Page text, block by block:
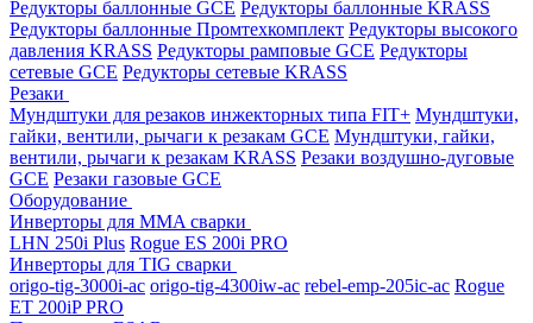
Редукторы баллонные GCE Редукторы баллонные KRASS
Редукторы баллонные Промтехкомплект Редукторы высокого
давления KRASS Редукторы рамповые GCE Редукторы
сетевые GCE Редукторы сетевые KRASS
Резаки
Мундштуки для резаков инжекторных типа FIT+ Мундштуки,
гайки, вентили, рычаги к резакам GCE Мундштуки, гайки,
вентили, рычаги к резакам KRASS Резаки воздушно-дуговые
GCE Резаки газовые GCE
Оборудование
Инверторы для MMA сварки
LHN 250i Plus Rogue ES 200i PRO
Инверторы для TIG сварки
origo-tig-3000i-ac origo-tig-4300iw-ac rebel-emp-205ic-ac Rogue
ET 200iP PRO